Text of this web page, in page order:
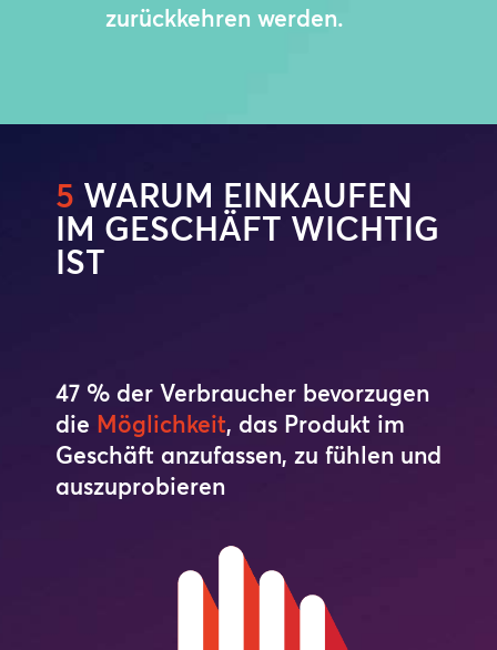
zurückkehren werden.
5 WARUM EINKAUFEN
IM GESCHÄFT WICHTIG
IST
47 % der Verbraucher bevorzugen
die Möglichkeit, das Produkt im
Geschäft anzufassen, zu fühlen und
auszuprobieren